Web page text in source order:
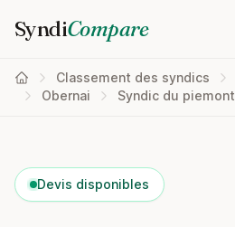
SyndiCompare
Classement des syndics
Obernai
Syndic du piemont
Devis disponibles